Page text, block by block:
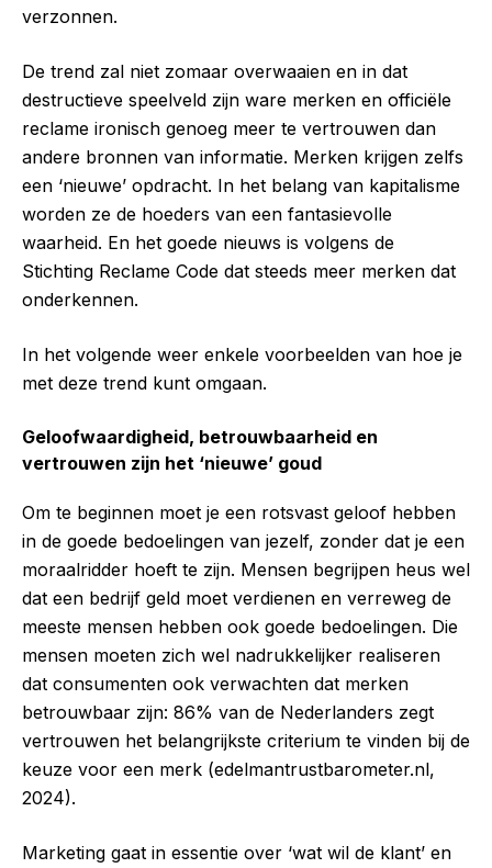
verzonnen.
De trend zal niet zomaar overwaaien en in dat
destructieve speelveld zijn ware merken en officiële
reclame ironisch genoeg meer te vertrouwen dan
andere bronnen van informatie. Merken krijgen zelfs
een ‘nieuwe’ opdracht. In het belang van kapitalisme
worden ze de hoeders van een fantasievolle
waarheid. En het goede nieuws is volgens de
Stichting Reclame Code dat steeds meer merken dat
onderkennen.
In het volgende weer enkele voorbeelden van hoe je
met deze trend kunt omgaan.
Geloofwaardigheid, betrouwbaarheid en
vertrouwen zijn het ‘nieuwe’ goud
Om te beginnen moet je een rotsvast geloof hebben
in de goede bedoelingen van jezelf, zonder dat je een
moraalridder hoeft te zijn. Mensen begrijpen heus wel
dat een bedrijf geld moet verdienen en verreweg de
meeste mensen hebben ook goede bedoelingen. Die
mensen moeten zich wel nadrukkelijker realiseren
dat consumenten ook verwachten dat merken
betrouwbaar zijn: 86% van de Nederlanders zegt
vertrouwen het belangrijkste criterium te vinden bij de
keuze voor een merk (edelmantrustbarometer.nl,
2024).
Marketing gaat in essentie over ‘wat wil de klant’ en